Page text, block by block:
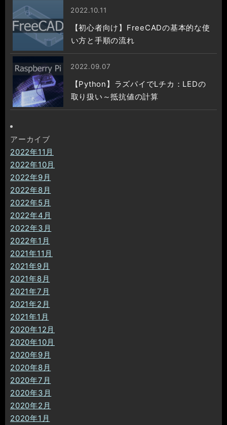
2022.10.11
【初心者向け】FreeCADの基本的な使
い方と手順の流れ
2022.09.07
【Python】ラズパイでLチカ：LEDの
取り扱い～抵抗値の計算
アーカイブ
2022年11月
2022年10月
2022年9月
2022年8月
2022年5月
2022年4月
2022年3月
2022年1月
2021年11月
2021年9月
2021年8月
2021年7月
2021年2月
2021年1月
2020年12月
2020年10月
2020年9月
2020年8月
2020年7月
2020年3月
2020年2月
2020年1月